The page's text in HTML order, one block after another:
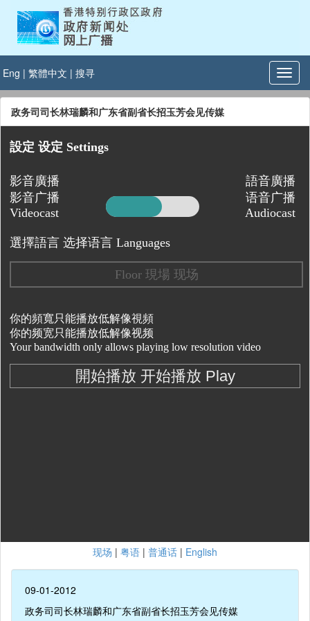
Eng | 繁體中文 | 搜寻
政务司司长林瑞麟和广东省副省长招玉芳会见传媒
现场 | 粤语 | 普通话 | English
09-01-2012
政务司司长林瑞麟和广东省副省长招玉芳会见传媒